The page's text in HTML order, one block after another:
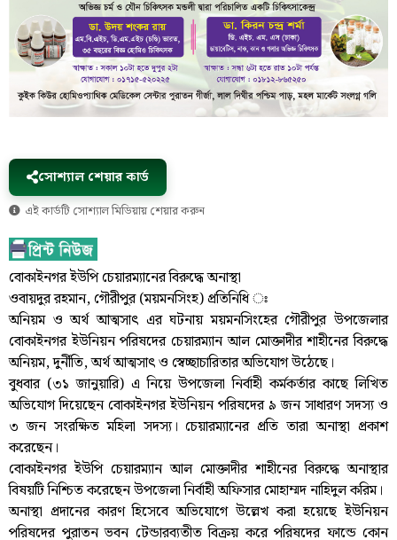
সোশ্যাল শেয়ার কার্ড
এই কার্ডটি সোশ্যাল মিডিয়ায় শেয়ার করুন
বোকাইনগর ইউপি চেয়ারম্যানের বিরুদ্ধে অনাস্থা
ওবায়দুর রহমান, গৌরীপুর (ময়মনসিংহ) প্রতিনিধি ঃ
অনিয়ম ও অর্থ আত্মসাৎ এর ঘটনায় ময়মনসিংহের গৌরীপুর উপজেলার
বোকাইনগর ইউনিয়ন পরিষদের চেয়ারম্যান আল মোক্তাদীর শাহীনের বিরুদ্ধে
অনিয়ম, দুর্নীতি, অর্থ আত্মসাৎ ও স্বেচ্ছাচারিতার অভিযোগ উঠেছে।
বুধবার (৩১ জানুয়ারি) এ নিয়ে উপজেলা নির্বাহী কর্মকর্তার কাছে লিখিত
অভিযোগ দিয়েছেন বোকাইনগর ইউনিয়ন পরিষদের ৯ জন সাধারণ সদস্য ও
৩ জন সংরক্ষিত মহিলা সদস্য। চেয়ারম্যানের প্রতি তারা অনাস্থা প্রকাশ
করেছেন।
বোকাইনগর ইউপি চেয়ারম্যান আল মোক্তাদীর শাহীনের বিরুদ্ধে অনাস্থার
বিষয়টি নিশ্চিত করেছেন উপজেলা নির্বাহী অফিসার মোহাম্মদ নাহিদুল করিম।
অনাস্থা প্রদানের কারণ হিসেবে অভিযোগে উল্লেখ করা হয়েছে ইউনিয়ন
পরিষদের পুরাতন ভবন টেন্ডারব্যতীত বিক্রয় করে পরিষদের ফান্ডে কোন